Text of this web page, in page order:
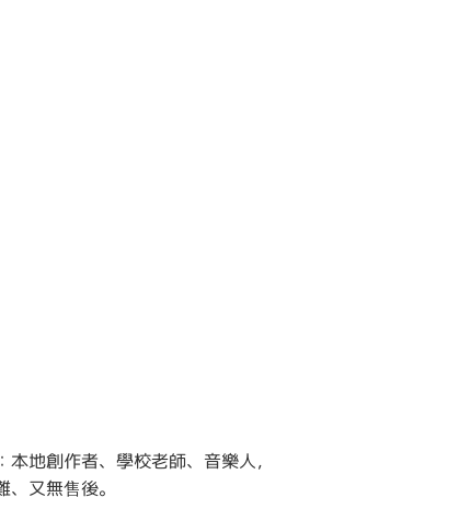
地創作者、學校老師、音樂人，
又無售後。